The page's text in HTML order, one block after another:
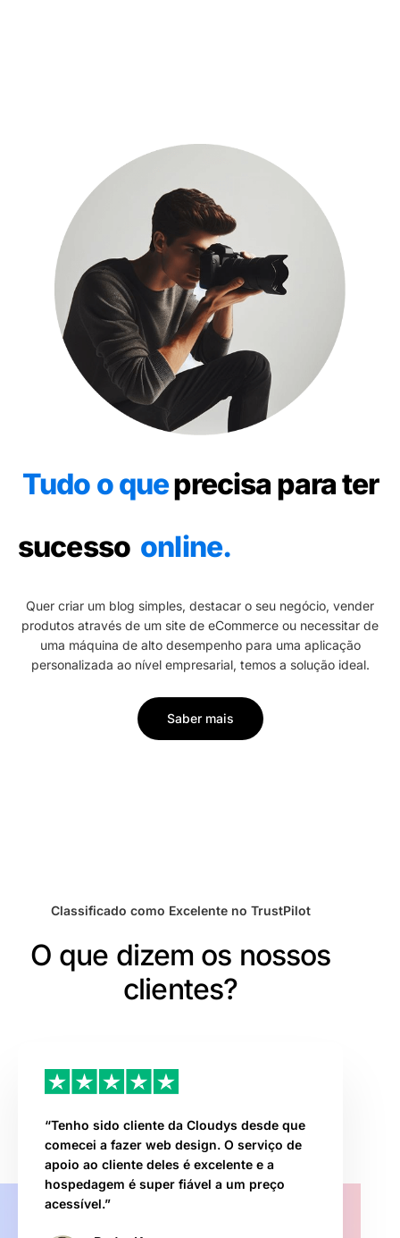
Tudo o queprecisa para ter
sucesso online.
Quer criar um blog simples, destacar o seu negócio, vender
produtos através de um site de eCommerce ou necessitar de
uma máquina de alto desempenho para uma aplicação
personalizada ao nível empresarial, temos a solução ideal.
Saber mais
Classificado como Excelente no TrustPilot
O que dizem os nossos
clientes?
“Tenho sido cliente da Cloudys desde que
comecei a fazer web design. O serviço de
apoio ao cliente deles é excelente e a
hospedagem é super fiável a um preço
acessível.”